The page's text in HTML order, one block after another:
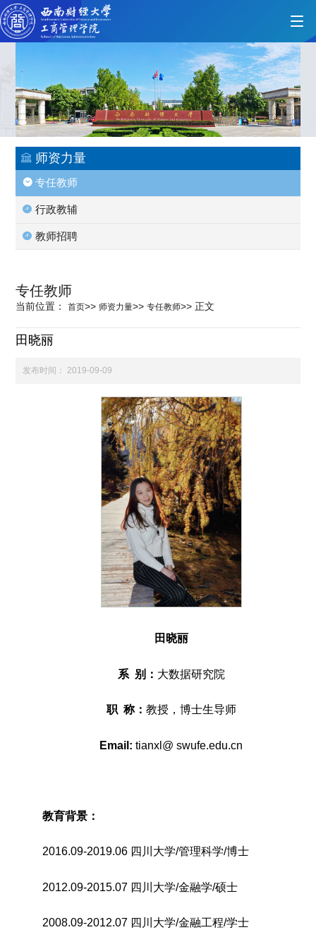
首页
人才培养
交流合作
百年校庆
师资力量
专任教师
行政教辅
教师招聘
专任教师
当前位置：首页>> 师资力量>> 专任教师>> 正文
田晓丽
发布时间： 2019-09-09
田晓丽
系 别： 大数据研究院
职 称： 教授，博士生导师
Email: tianxl@ swufe.edu.cn
教育背景：
2016.09-2019.06 四川大学/管理科学/博士
2012.09-2015.07 四川大学/金融学/硕士
2008.09-2012.07 四川大学/金融工程/学士